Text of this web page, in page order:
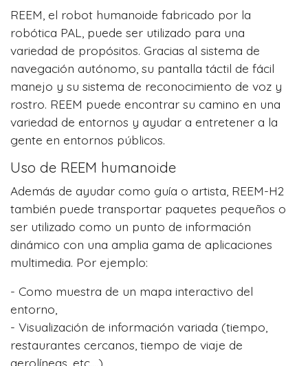
REEM, el robot humanoide fabricado por la
robótica PAL, puede ser utilizado para una
variedad de propósitos. Gracias al sistema de
navegación autónomo, su pantalla táctil de fácil
manejo y su sistema de reconocimiento de voz y
rostro. REEM puede encontrar su camino en una
variedad de entornos y ayudar a entretener a la
gente en entornos públicos.
Uso de REEM humanoide
Además de ayudar como guía o artista, REEM-H2
también puede transportar paquetes pequeños o
ser utilizado como un punto de información
dinámico con una amplia gama de aplicaciones
multimedia. Por ejemplo:
- Como muestra de un mapa interactivo del
entorno,
- Visualización de información variada (tiempo,
restaurantes cercanos, tiempo de viaje de
aerolíneas, etc....),